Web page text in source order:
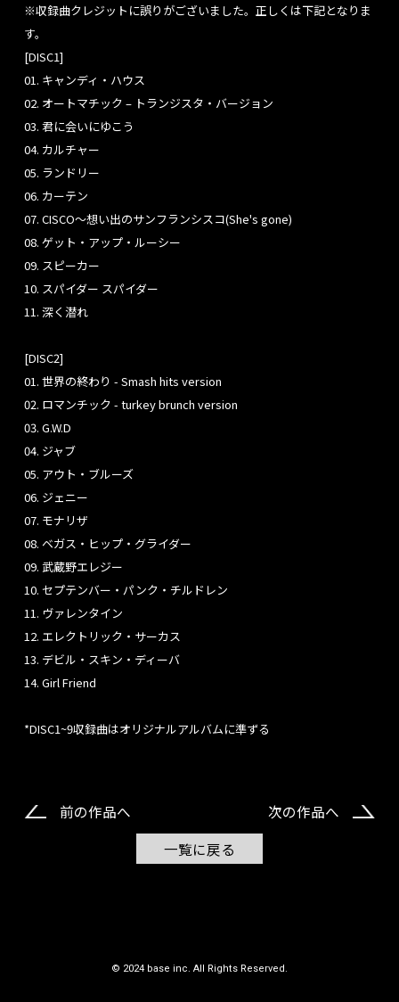
※収録曲クレジットに誤りがございました。正しくは下記となりま
す。
[DISC1]
01. キャンディ・ハウス
02. オートマチック – トランジスタ・バージョン
03. 君に会いにゆこう
04. カルチャー
05. ランドリー
06. カーテン
07. CISCO～想い出のサンフランシスコ(She's gone)
08. ゲット・アップ・ルーシー
09. スピーカー
10. スパイダー スパイダー
11. 深く潜れ
[DISC2]
01. 世界の終わり - Smash hits version
02. ロマンチック - turkey brunch version
03. G.W.D
04. ジャブ
05. アウト・ブルーズ
06. ジェニー
07. モナリザ
08. ベガス・ヒップ・グライダー
09. 武蔵野エレジー
10. セプテンバー・パンク・チルドレン
11. ヴァレンタイン
12. エレクトリック・サーカス
13. デビル・スキン・ディーバ
14. Girl Friend
*DISC1~9収録曲はオリジナルアルバムに準ずる
前の作品へ
一覧に戻る
次の作品へ
© 2024 base inc. All Rights Reserved.